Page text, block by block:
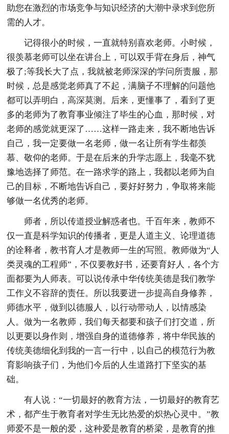
助您在激烈的市场竞争与知识经济的大潮中录求到您所
需的人才。
记得很小的时候，一直就特别喜欢老师。小时候，
很羡慕老师可以坐在讲台上，可以双手背在身后，神气
极了;等我长大了点，我就被老师深深的学问所责服，那
时候，总是感觉老师真了不起，满脑子不理解的问题他
都可以弄明白，高深莫测。后来，更懂事了，看到了更
多的老师为了教育事业倾注了毕生的心血，那时候，对
老师的感觉就更深了……这样一路走来，我不断地告诉
自己，我一定要做一名老师，做一名让所有学生都羡
慕、敬仰的老师。于是在后来的升学志愿上，我毫不犹
豫地选择了师范。在一路求学的路上，我都以老师为自
己的目标，不断地告诉自己，要好好努力，争取将来能
够做一名优秀的老师。
师者，所以传道授业解惑者也。千百年来，教师不
仅一直是科学知识的传播者，更是人道主义、论理道德
的诠释者，教书育人才是教师一生的写照。教师做为“人
类灵魂的工程师”，不仅要教好书，还要育好人，各个方
面都要为人师表。可以说传承中华传统美德是我们教学
工作义不容辞的责任。所以我要进一步提高自身修养，
师德水平，做到以德服人，以行动带动人，以情感染
人。做为一名教师，我们每天都要和孩子们打交道，所
以更要以身作则，增强自身的道德修养，将中华民族的
传统美德细化到我的一言一行中，以自己的模范行为教
育影响孩子们，为他们今后的人生道路打下坚实的基
础。
有人说：“一切最好的教育方法，一切最好的教育艺
术，都产生于教育者对学生无比热爱的炽热心灵中。”教
师爱不是一般的爱，这种爱是教育的桥梁，是教育的推